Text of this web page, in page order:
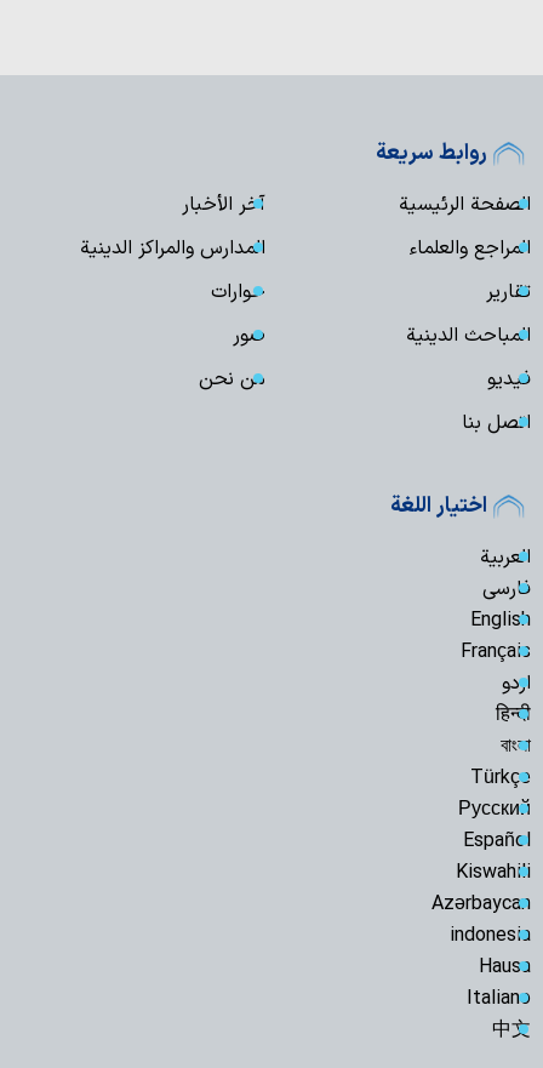
روابط سريعة
الصفحة الرئيسية
آخر الأخبار
المراجع والعلماء
المدارس والمراكز الدينية
تقارير
حوارات
المباحث الدينية
صور
فیدیو
من نحن
اتصل بنا
اختيار اللغة
العربية
فارسی
English
Français
اردو
हिन्दी
বাংলা
Türkçe
Русский
Español
Kiswahili
Azərbaycan
indonesia
Hausa
Italiano
中文